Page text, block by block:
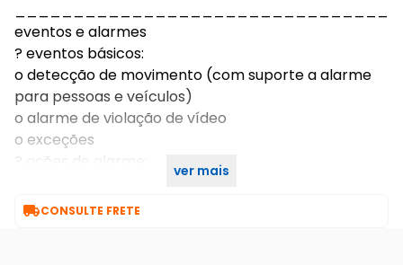
eventos e alarmes
? eventos básicos:
o detecção de movimento (com suporte a alarme
para pessoas e veículos)
o alarme de violação de vídeo
o exceções
? ações de alarme:
ver mais
CONSULTE FRETE